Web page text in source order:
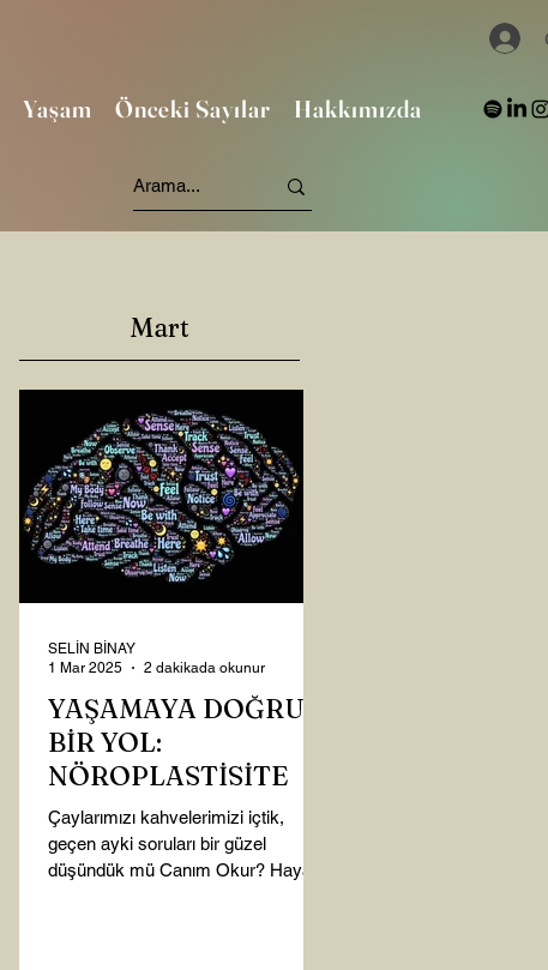
Yaşam Önceki Sayılar Hakkımızda
Mart
YAŞAMAYA DOĞRU
BİR YOL:
NÖROPLASTİSİTE
Çaylarımızı kahvelerimizi içtik,
geçen ayki soruları bir güzel
düşündük mü Canım Okur? Hayatta
SELİN BİNAY
1 Mar 2025
2 dakikada okunur